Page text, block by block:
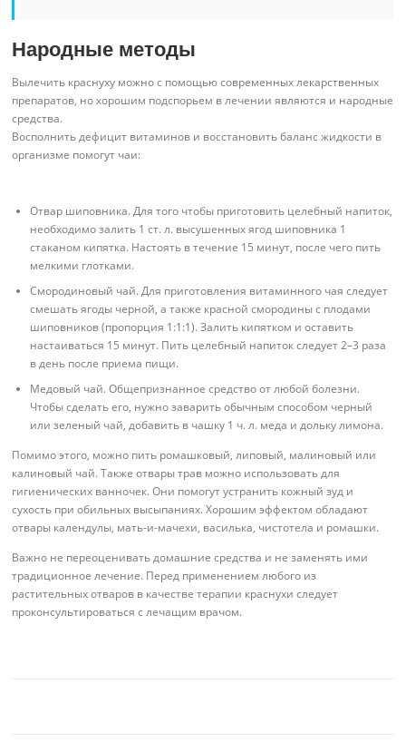
Народные методы
Вылечить краснуху можно с помощью современных лекарственных
препаратов, но хорошим подспорьем в лечении являются и народные
средства.
Восполнить дефицит витаминов и восстановить баланс жидкости в
организме помогут чаи:
Отвар шиповника. Для того чтобы приготовить целебный напиток,
необходимо залить 1 ст. л. высушенных ягод шиповника 1
стаканом кипятка. Настоять в течение 15 минут, после чего пить
мелкими глотками.
Смородиновый чай. Для приготовления витаминного чая следует
смешать ягоды черной, а также красной смородины с плодами
шиповников (пропорция 1:1:1). Залить кипятком и оставить
настаиваться 15 минут. Пить целебный напиток следует 2–3 раза
в день после приема пищи.
Медовый чай. Общепризнанное средство от любой болезни.
Чтобы сделать его, нужно заварить обычным способом черный
или зеленый чай, добавить в чашку 1 ч. л. меда и дольку лимона.
Помимо этого, можно пить ромашковый, липовый, малиновый или
калиновый чай. Также отвары трав можно использовать для
гигиенических ванночек. Они помогут устранить кожный зуд и
сухость при обильных высыпаниях. Хорошим эффектом обладают
отвары календулы, мать-и-мачехи, василька, чистотела и ромашки.
Важно не переоценивать домашние средства и не заменять ими
традиционное лечение. Перед применением любого из
растительных отваров в качестве терапии краснухи следует
проконсультироваться с лечащим врачом.